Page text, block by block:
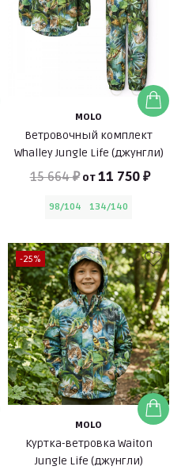
MOLO
Ветровочный комплект
Whalley Jungle Life (джунгли)
15 664 ₽ от11 750 ₽
98/104 134/140
-25%
MOLO
Куртка-ветровка Waiton
Jungle Life (джунгли)